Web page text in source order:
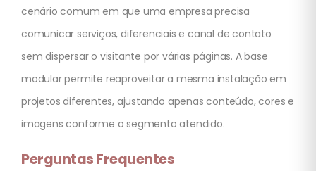
cenário comum em que uma empresa precisa
comunicar serviços, diferenciais e canal de contato
sem dispersar o visitante por várias páginas. A base
modular permite reaproveitar a mesma instalação em
projetos diferentes, ajustando apenas conteúdo, cores e
imagens conforme o segmento atendido.
Perguntas Frequentes